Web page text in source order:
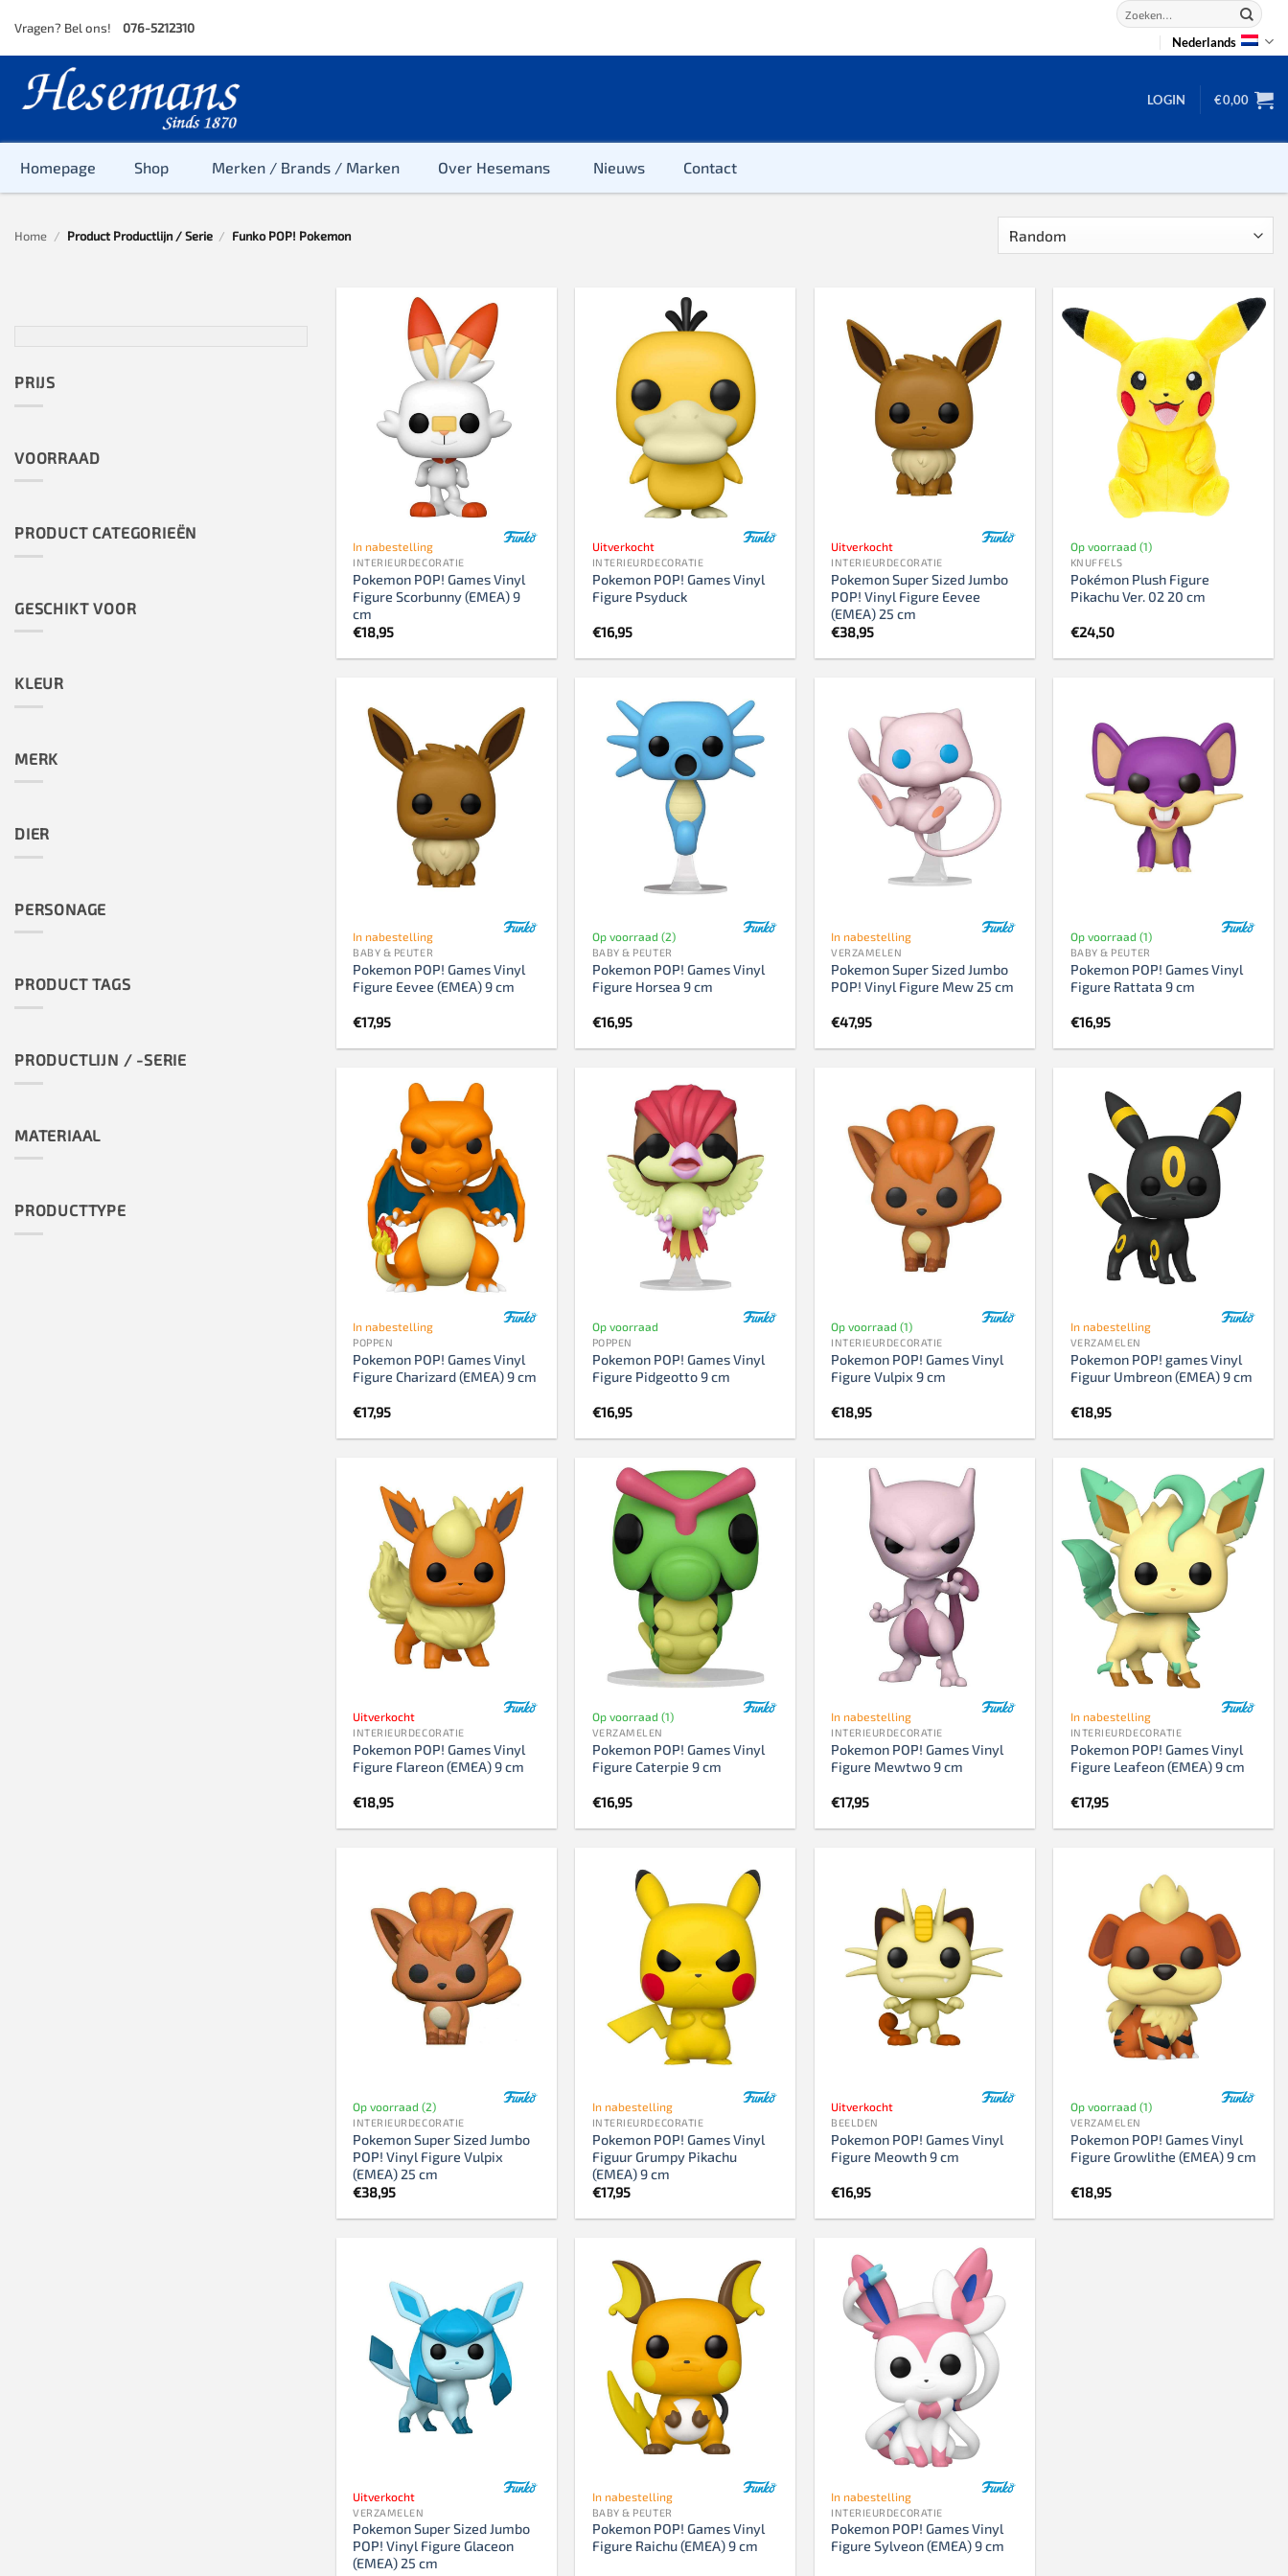
content
Vragen? Bel ons! 076-5212310
Zoeken
naar:
Nederlands
LOGIN €0,00
Homepage Shop
Baby & Peuter
Baby, Peuter & Kleuter
Peuter & Kleuter
2-100 stukjes
100 stukjes
1500 stukjes
3000 stukjes
backgammon
dammen
dobbel
domino
mahjong
Schaken
schaakbord
schaakklok
schaakset
schaakstukken
Merken / Brands / Marken Over Hesemans Nieuws Contact
Home / Product Productlijn / Serie / Funko POP! Pokemon
PRIJS
VOORRAAD
PRODUCT CATEGORIEËN
GESCHIKT VOOR
KLEUR
MERK
DIER
PERSONAGE
PRODUCT TAGS
PRODUCTLIJN / -SERIE
MATERIAAL
PRODUCTTYPE
In nabestelling
INTERIEURDECORATIE
Pokemon POP! Games Vinyl
Figure Scorbunny (EMEA) 9
cm
€18,95
Uitverkocht
INTERIEURDECORATIE
Pokemon POP! Games Vinyl
Figure Psyduck
€16,95
Uitverkocht
INTERIEURDECORATIE
Pokemon Super Sized Jumbo
POP! Vinyl Figure Eevee
(EMEA) 25 cm
€38,95
Op voorraad (1)
KNUFFELS
Pokémon Plush Figure
Pikachu Ver. 02 20 cm
€24,50
In nabestelling
BABY & PEUTER
Pokemon POP! Games Vinyl
Figure Eevee (EMEA) 9 cm
€17,95
Op voorraad (2)
BABY & PEUTER
Pokemon POP! Games Vinyl
Figure Horsea 9 cm
€16,95
In nabestelling
VERZAMELEN
Pokemon Super Sized Jumbo
POP! Vinyl Figure Mew 25 cm
€47,95
Op voorraad (1)
BABY & PEUTER
Pokemon POP! Games Vinyl
Figure Rattata 9 cm
€16,95
In nabestelling
POPPEN
Pokemon POP! Games Vinyl
Figure Charizard (EMEA) 9 cm
€17,95
Op voorraad
POPPEN
Pokemon POP! Games Vinyl
Figure Pidgeotto 9 cm
€16,95
Op voorraad (1)
INTERIEURDECORATIE
Pokemon POP! Games Vinyl
Figure Vulpix 9 cm
€18,95
In nabestelling
VERZAMELEN
Pokemon POP! games Vinyl
Figuur Umbreon (EMEA) 9 cm
€18,95
Uitverkocht
INTERIEURDECORATIE
Pokemon POP! Games Vinyl
Figure Flareon (EMEA) 9 cm
€18,95
Op voorraad (1)
VERZAMELEN
Pokemon POP! Games Vinyl
Figure Caterpie 9 cm
€16,95
In nabestelling
INTERIEURDECORATIE
Pokemon POP! Games Vinyl
Figure Mewtwo 9 cm
€17,95
In nabestelling
INTERIEURDECORATIE
Pokemon POP! Games Vinyl
Figure Leafeon (EMEA) 9 cm
€17,95
Op voorraad (2)
INTERIEURDECORATIE
Pokemon Super Sized Jumbo
POP! Vinyl Figure Vulpix
(EMEA) 25 cm
€38,95
In nabestelling
INTERIEURDECORATIE
Pokemon POP! Games Vinyl
Figuur Grumpy Pikachu
(EMEA) 9 cm
€17,95
Uitverkocht
BEELDEN
Pokemon POP! Games Vinyl
Figure Meowth 9 cm
€16,95
Op voorraad (1)
VERZAMELEN
Pokemon POP! Games Vinyl
Figure Growlithe (EMEA) 9 cm
€18,95
Uitverkocht
VERZAMELEN
Pokemon Super Sized Jumbo
POP! Vinyl Figure Glaceon
(EMEA) 25 cm
In nabestelling
BABY & PEUTER
Pokemon POP! Games Vinyl
Figure Raichu (EMEA) 9 cm
In nabestelling
INTERIEURDECORATIE
Pokemon POP! Games Vinyl
Figure Sylveon (EMEA) 9 cm